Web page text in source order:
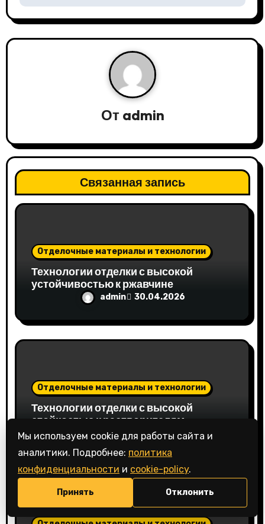
г
а
о
а
м
От admin
Связанная запись
Отделочные материалы и технологии
Технологии отделки с высокой
устойчивостью к ржавчине
admin 30.04.2026
Отделочные материалы и технологии
Технологии отделки с высокой
стойкостью к растворителям
admin 30.04.2026
Мы используем cookie для работы сайта и
аналитики. Подробнее: политика
конфиденциальности и cookie-policy.
Принять Отклонить